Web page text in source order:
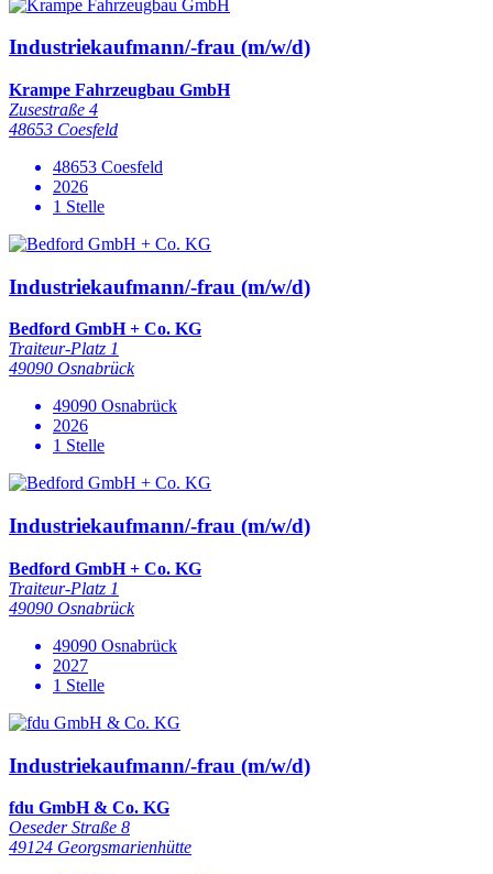
Industriekaufmann/-frau (m/w/d)
Krampe Fahrzeugbau GmbH
Zusestraße 4
48653 Coesfeld
48653 Coesfeld
2026
1 Stelle
Industriekaufmann/-frau (m/w/d)
Bedford GmbH + Co. KG
Traiteur-Platz 1
49090 Osnabrück
49090 Osnabrück
2026
1 Stelle
Industriekaufmann/-frau (m/w/d)
Bedford GmbH + Co. KG
Traiteur-Platz 1
49090 Osnabrück
49090 Osnabrück
2027
1 Stelle
Industriekaufmann/-frau (m/w/d)
fdu GmbH & Co. KG
Oeseder Straße 8
49124 Georgsmarienhütte